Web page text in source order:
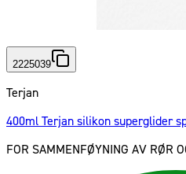
2225039
Terjan
400ml Terjan silikon superglider
FOR SAMMENFØYNING AV RØR